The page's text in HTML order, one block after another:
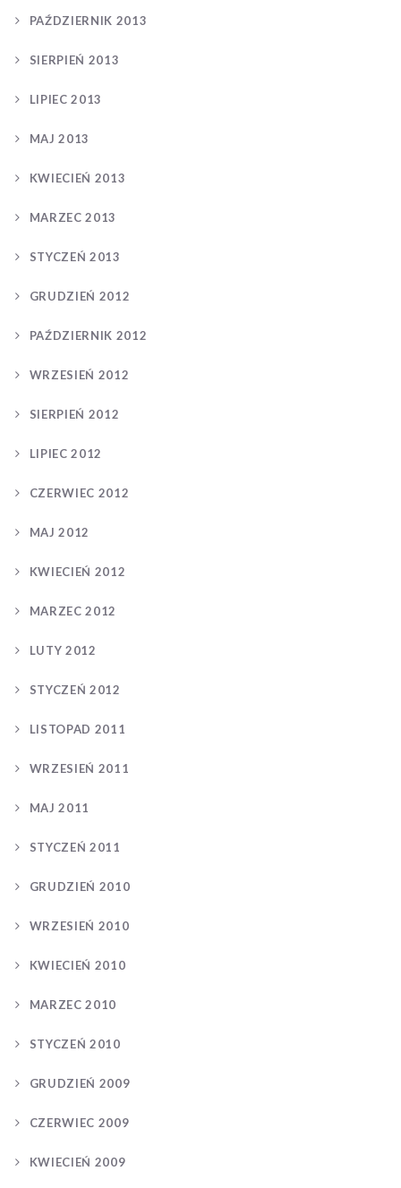
PAŹDZIERNIK 2013
SIERPIEŃ 2013
LIPIEC 2013
MAJ 2013
KWIECIEŃ 2013
MARZEC 2013
STYCZEŃ 2013
GRUDZIEŃ 2012
PAŹDZIERNIK 2012
WRZESIEŃ 2012
SIERPIEŃ 2012
LIPIEC 2012
CZERWIEC 2012
MAJ 2012
KWIECIEŃ 2012
MARZEC 2012
LUTY 2012
STYCZEŃ 2012
LISTOPAD 2011
WRZESIEŃ 2011
MAJ 2011
STYCZEŃ 2011
GRUDZIEŃ 2010
WRZESIEŃ 2010
KWIECIEŃ 2010
MARZEC 2010
STYCZEŃ 2010
GRUDZIEŃ 2009
CZERWIEC 2009
KWIECIEŃ 2009